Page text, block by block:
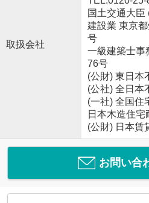
取扱会社
国土交通大臣
建設業 東京
号
一級建築士事
76号
(公財) 東日本
(公社) 全日本
(一社) 全国住
日本木造住
(公財) 日本賃
お問い合